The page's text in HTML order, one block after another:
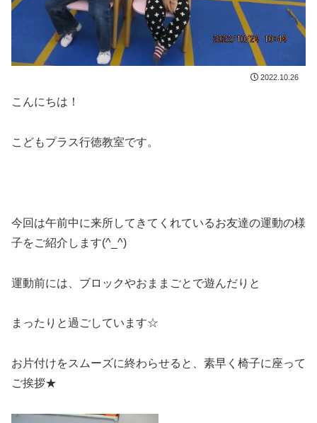
2022.10.26
こんにちは！
こどもプラス行徳教室です。
今回は午前中に来所してきてくれているお友達の運動の様
子をご紹介します(^_^)
運動前には、ブロックやおままごとで遊んだりと
まったりと過ごしています☆
お片付けをスムーズに終わらせると、素早く椅子に座って
ご挨拶★